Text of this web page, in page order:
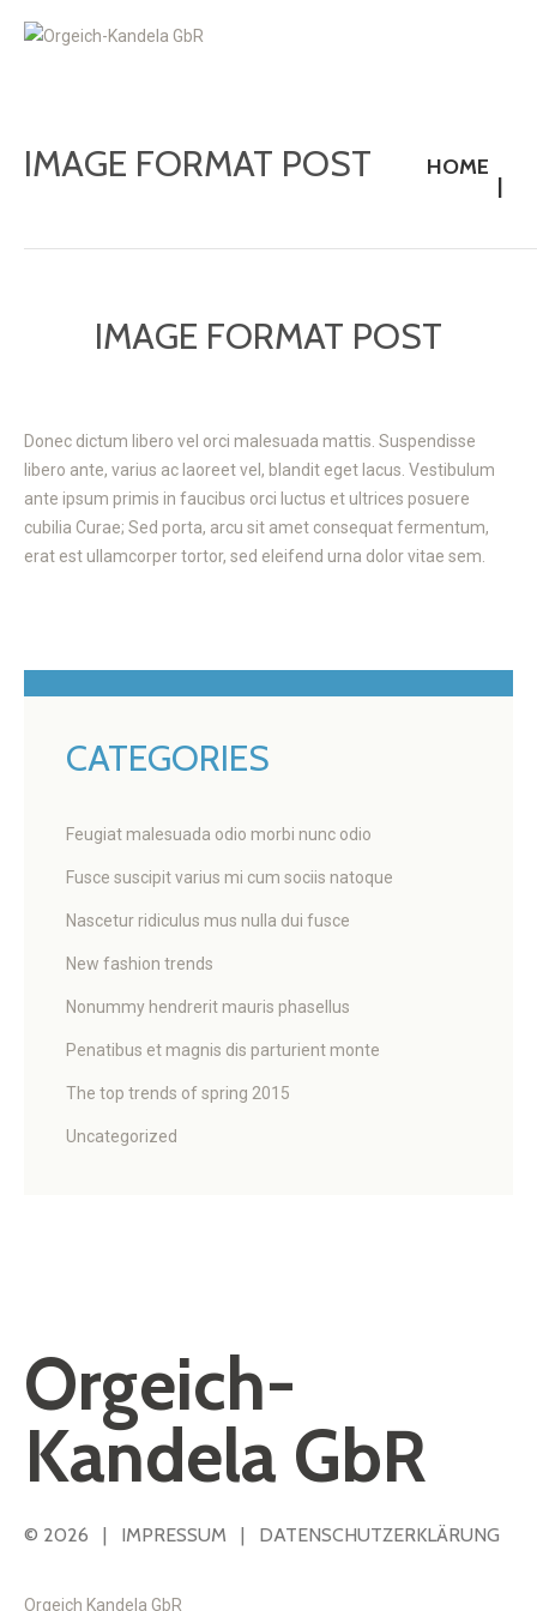
IMAGE FORMAT POST HOME
IMAGE FORMAT POST
Donec dictum libero vel orci malesuada mattis. Suspendisse
libero ante, varius ac laoreet vel, blandit eget lacus. Vestibulum
ante ipsum primis in faucibus orci luctus et ultrices posuere
cubilia Curae; Sed porta, arcu sit amet consequat fermentum,
erat est ullamcorper tortor, sed eleifend urna dolor vitae sem.
CATEGORIES
Feugiat malesuada odio morbi nunc odio
Fusce suscipit varius mi cum sociis natoque
Nascetur ridiculus mus nulla dui fusce
New fashion trends
Nonummy hendrerit mauris phasellus
Penatibus et magnis dis parturient monte
The top trends of spring 2015
Uncategorized
Orgeich-
Kandela GbR
© 2026 | IMPRESSUM DATENSCHUTZERKLÄRUNG
Orgeich Kandela GbR